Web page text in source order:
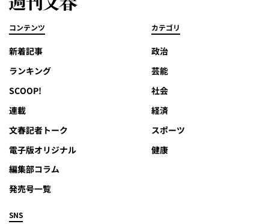
コンテンツ
新着記事
ランキング
SCOOP!
連載
文春記者トーク
電子版オリジナル
編集部コラム
発売号一覧
カテゴリ
政治
芸能
社会
経済
スポーツ
健康
SNS